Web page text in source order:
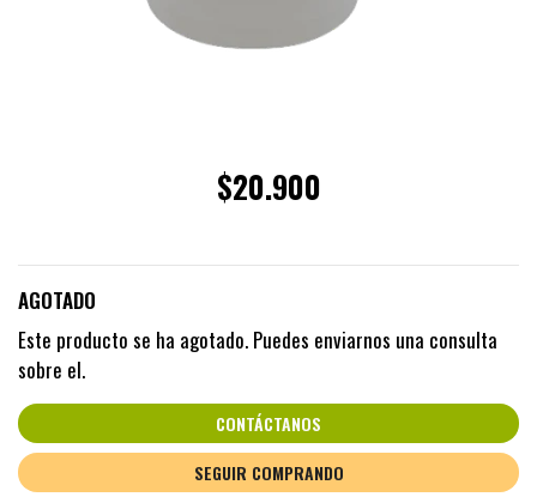
$20.900
AGOTADO
Este producto se ha agotado. Puedes enviarnos una consulta
sobre el.
CONTÁCTANOS
SEGUIR COMPRANDO